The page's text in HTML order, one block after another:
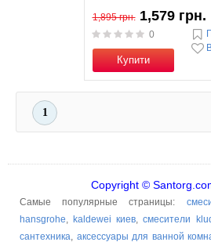
1,895 грн. 1,579 грн.
0
Купити
1
Copyright ©
Самые популярные страницы:
hansgrohe, kaldewei киев,смесители
сантехника, аксессуары для ванной